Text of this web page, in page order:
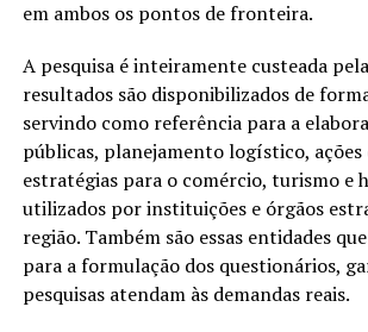
em ambos os pontos de fronteira.
A pesquisa é inteiramente custeada pela
resultados são disponibilizados de
servindo como referência para a
públicas, planejamento logístico, ações
estratégias para o comércio, turismo e
utilizados por instituições e órgãos
região. Também são essas entidades
para a formulação dos questionários,
pesquisas atendam às demandas reais.